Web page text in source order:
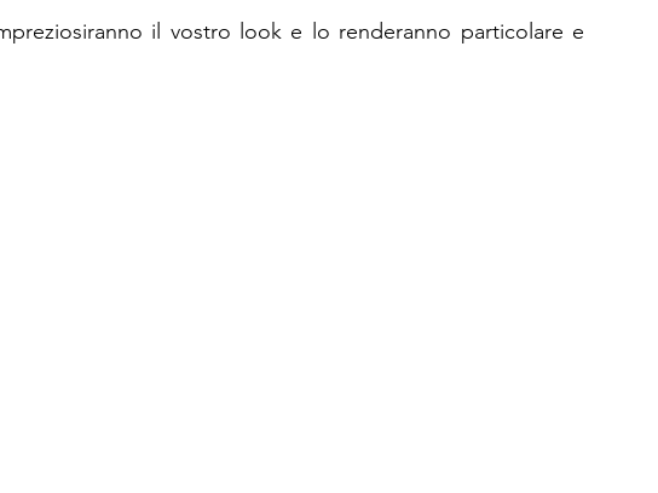
il vostro look e lo renderanno particolare e